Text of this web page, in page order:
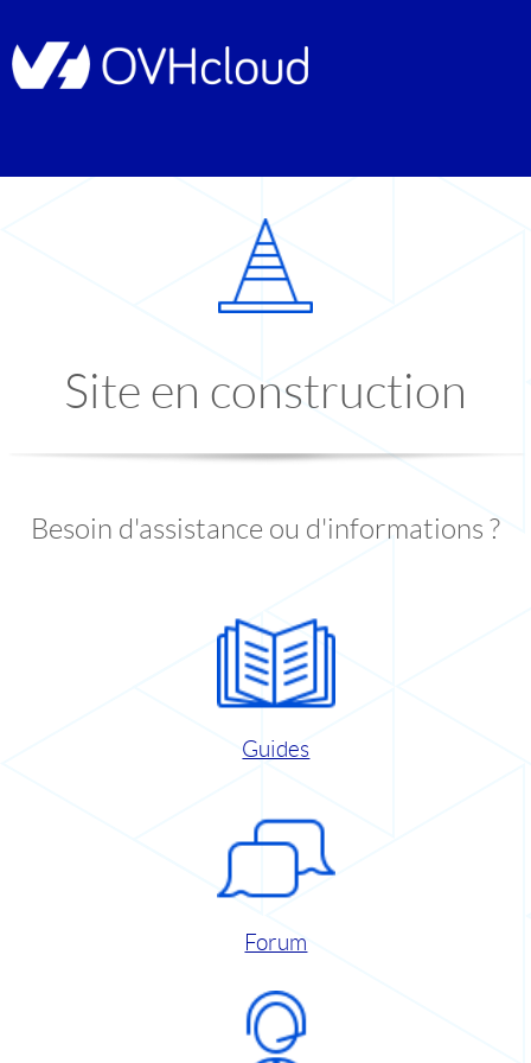
Site en construction
Besoin d'assistance ou d'informations ?
Guides
Forum